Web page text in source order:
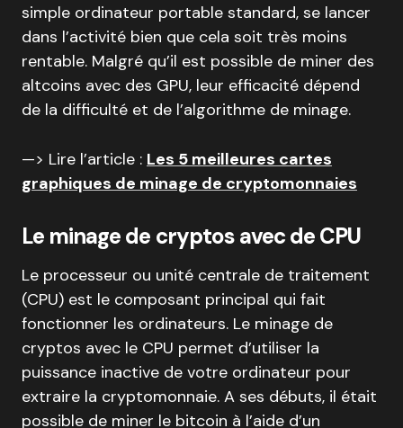
simple ordinateur portable standard, se lancer
dans l’activité bien que cela soit très moins
rentable. Malgré qu’il est possible de miner des
altcoins avec des GPU, leur efficacité dépend
de la difficulté et de l’algorithme de minage.
—> Lire l’article : Les 5 meilleures cartes
graphiques de minage de cryptomonnaies
Le minage de cryptos avec de CPU
Le processeur ou unité centrale de traitement
(CPU) est le composant principal qui fait
fonctionner les ordinateurs. Le minage de
cryptos avec le CPU permet d’utiliser la
puissance inactive de votre ordinateur pour
extraire la cryptomonnaie. A ses débuts, il était
possible de miner le bitcoin à l’aide d’un